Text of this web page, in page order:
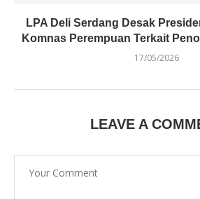
LPA Deli Serdang Desak
Komnas Perempuan Terkait
17/05/2026
LEAVE A